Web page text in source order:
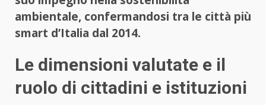
ambientale, confermandosi tra le città più
smart d’Italia dal 2014.
Le dimensioni valutate e il
ruolo di cittadini e istituzioni